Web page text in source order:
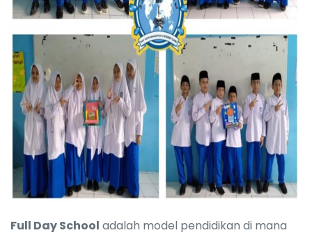
Full Day School adalah model pendidikan di mana